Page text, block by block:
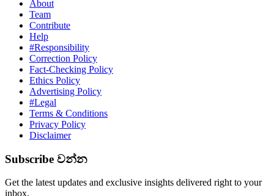
About
Team
Contribute
Help
#Responsibility
Correction Policy
Fact-Checking Policy
Ethics Policy
Advertising Policy
#Legal
Terms & Conditions
Privacy Policy
Disclaimer
Subscribe වන්න
Get the latest updates and exclusive insights delivered right to your
inbox.